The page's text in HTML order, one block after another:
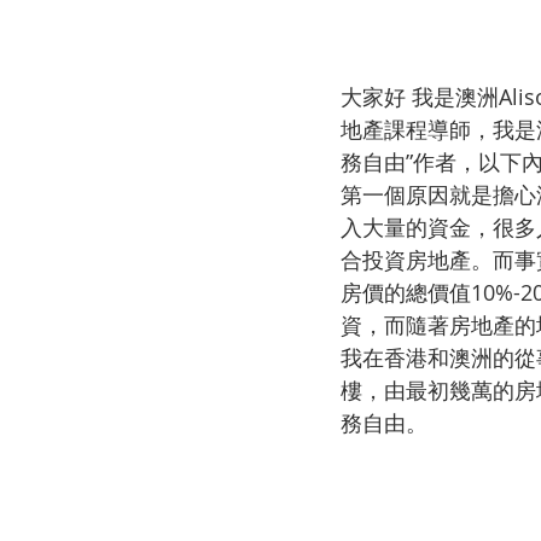
大家好 我是澳洲
地產課程導師，我
務自由”作者，以下
第一個原因就是擔
入大量的資金，很
合投資房地產。而
房價的總價值10%-
資，而隨著房地產
我在香港和澳洲的
樓，由最初幾萬的
務自由。